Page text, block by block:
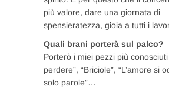
più valore, dare una giornata di
spensieratezza, gioia a tutti i
Quali brani porterà sul palco?
Porterò i miei pezzi più conosciuti
perdere”, “Briciole”, “L’amore si
solo parole”…